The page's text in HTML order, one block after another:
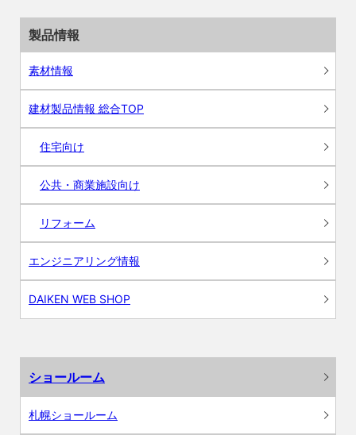
製品情報
素材情報
建材製品情報 総合TOP
住宅向け
公共・商業施設向け
リフォーム
エンジニアリング情報
DAIKEN WEB SHOP
ショールーム
札幌ショールーム